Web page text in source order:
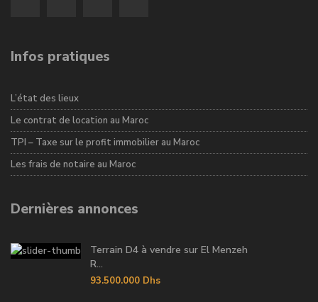
Infos pratiques
L’état des lieux
Le contrat de location au Maroc
TPI – Taxe sur le profit immobilier au Maroc
Les frais de notaire au Maroc
Dernières annonces
Terrain D4 à vendre sur El Menzeh
R...
93.500.000 Dhs